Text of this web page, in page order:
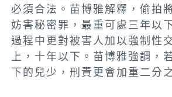
必須合法。苗博雅解釋，偷拍
妨害秘密罪，最重可處三年以
過程中更對被害人加以強制性
上，十年以下。苗博雅強調，
下的兒少，刑責更會加重二分